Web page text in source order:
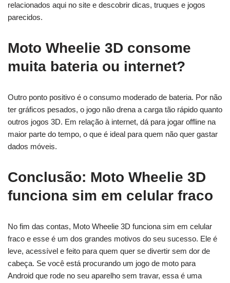
relacionados aqui no site e descobrir dicas, truques e jogos
parecidos.
Moto Wheelie 3D consome
muita bateria ou internet?
Outro ponto positivo é o consumo moderado de bateria. Por não
ter gráficos pesados, o jogo não drena a carga tão rápido quanto
outros jogos 3D. Em relação à internet, dá para jogar offline na
maior parte do tempo, o que é ideal para quem não quer gastar
dados móveis.
Conclusão: Moto Wheelie 3D
funciona sim em celular fraco
No fim das contas, Moto Wheelie 3D funciona sim em celular
fraco e esse é um dos grandes motivos do seu sucesso. Ele é
leve, acessível e feito para quem quer se divertir sem dor de
cabeça. Se você está procurando um jogo de moto para
Android que rode no seu aparelho sem travar, essa é uma